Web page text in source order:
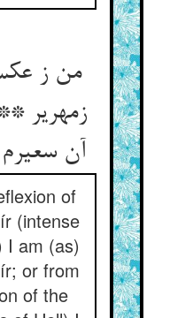
من ز
زمهریر
آن
of
(intense
I am (as)
or from
of the